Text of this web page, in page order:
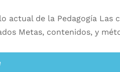
actual de la Pedagogía Las
Metas, contenidos, y